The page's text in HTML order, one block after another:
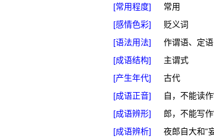
[常用程度]
常用
[感情色彩]
贬义词
[语法用法]
作谓语、定
[成语结构]
主谓式
[产生年代]
古代
[成语正音]
自，不能读作
[成语辨形]
郎，不能写作“
[成语辨析]
夜郎自大和“